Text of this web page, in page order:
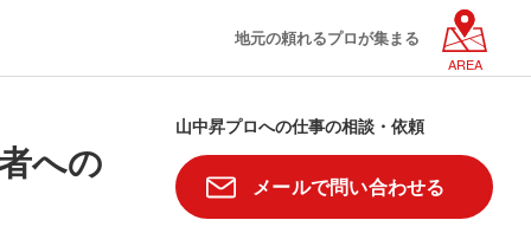
地元の頼れるプロが集まる
AREA
への
山中昇プロへの仕事の相談・依頼
メールで問い合わせる